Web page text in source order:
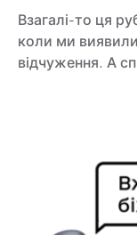
Взагалі-то ця
коли ми виявили
відчуження. А